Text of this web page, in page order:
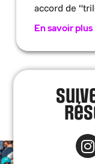
accord de
En savoir